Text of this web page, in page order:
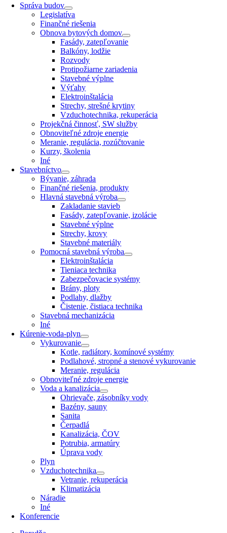
Správa budov
Legislatíva
Finančné riešenia
Obnova bytových domov
Fasády, zatepľovanie
Balkóny, lodžie
Rozvody
Protipožiarne zariadenia
Stavebné výplne
Výťahy
Elektroinštalácia
Strechy, strešné krytiny
Vzduchotechnika, rekuperácia
Projekčná činnosť, SW služby
Obnoviteľné zdroje energie
Meranie, regulácia, rozúčtovanie
Kurzy, školenia
Iné
Stavebníctvo
Bývanie, záhrada
Finančné riešenia, produkty
Hlavná stavebná výroba
Zakladanie stavieb
Fasády, zatepľovanie, izolácie
Stavebné výplne
Strechy, krovy
Stavebné materiály
Pomocná stavebná výroba
Elektroinštalácia
Tieniaca technika
Zabezpečovacie systémy
Brány, ploty
Podlahy, dlažby
Čistenie, čistiaca technika
Stavebná mechanizácia
Iné
Kúrenie-voda-plyn
Vykurovanie
Kotle, radiátory, komínové systémy
Podlahové, stropné a stenové vykurovanie
Meranie, regulácia
Obnoviteľné zdroje energie
Voda a kanalizácia
Ohrievače, zásobníky vody
Bazény, sauny
Sanita
Čerpadlá
Kanalizácia, ČOV
Potrubia, armatúry
Úprava vody
Plyn
Vzduchotechnika
Vetranie, rekuperácia
Klimatizácia
Náradie
Iné
Konferencie